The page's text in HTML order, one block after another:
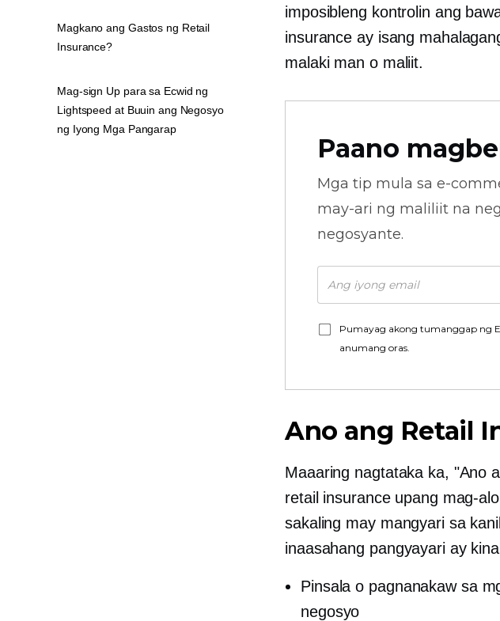
imposibleng kontrolin ang
insurance ay isang
malaki man o maliit.
Paano
Mga tip mula sa e-
may-ari ng maliliit na
negosyante.
Pumayag akong tumanggap ng
anumang oras.
Ano ang Retail
Maaaring nagtataka ka, "Ano
retail insurance upang mag-
sakaling may mangyari sa
inaasahang pangyayari ay
Pinsala o pagnanakaw sa
negosyo
Magkano ang Gastos ng Retail
Insurance?
Mag-sign Up para sa Ecwid ng
Lightspeed at Buuin ang Negosyo
ng Iyong Mga Pangarap